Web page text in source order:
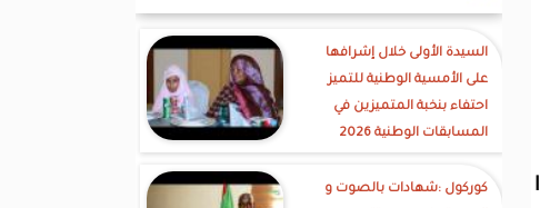
السيدة الأولى خلال إشرافها
على الأمسية الوطنية للتميز
احتفاء بنخبة المتميزين في
المسابقات الوطنية 2026
كوركول :شهادات بالصوت و